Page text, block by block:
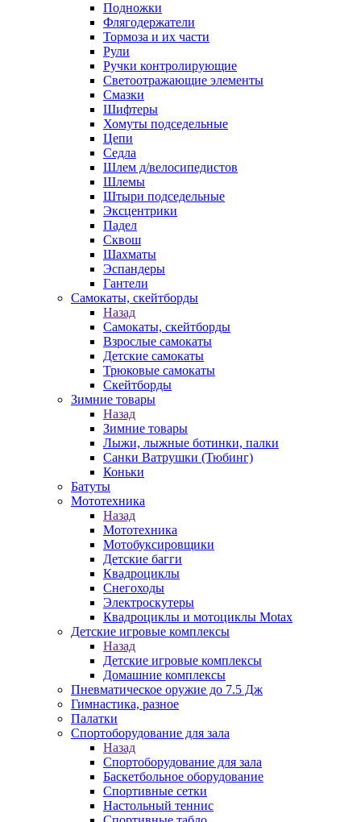
Подножки
Флягодержатели
Тормоза и их части
Рули
Ручки контролирующие
Светоотражающие элементы
Смазки
Шифтеры
Хомуты подседельные
Цепи
Седла
Шлем д/велосипедистов
Шлемы
Штыри подседельные
Эксцентрики
Падел
Сквош
Шахматы
Эспандеры
Гантели
Самокаты, скейтборды
Назад
Самокаты, скейтборды
Взрослые самокаты
Детские самокаты
Трюковые самокаты
Скейтборды
Зимние товары
Назад
Зимние товары
Лыжи, лыжные ботинки, палки
Санки Ватрушки (Тюбинг)
Коньки
Батуты
Мототехника
Назад
Мототехника
Мотобуксировщики
Детские багги
Квадроциклы
Снегоходы
Электроскутеры
Квадроциклы и мотоциклы Motax
Детские игровые комплексы
Назад
Детские игровые комплексы
Домашние комплексы
Пневматическое оружие до 7.5 Дж
Гимнастика, разное
Палатки
Спортоборудование для зала
Назад
Спортоборудование для зала
Баскетбольное оборудование
Спортивные сетки
Настольный теннис